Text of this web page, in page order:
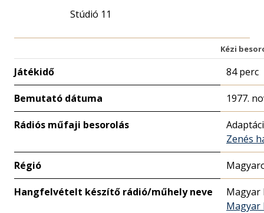
Stúdió 11
Kézi
Játékidő 84 perc
Bemutató dátuma 1977.
Rádiós műfaji besorolás
Zenés
Régió
Hangfelvételt készítő rádió/műhely neve
Magyar
Magyar